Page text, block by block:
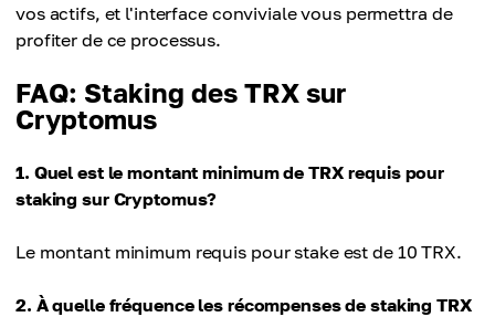
vos actifs, et l'interface conviviale vous permettra de
profiter de ce processus.
FAQ: Staking des TRX sur
Cryptomus
1. Quel est le montant minimum de TRX requis pour
staking sur Cryptomus?
Le montant minimum requis pour stake est de 10 TRX.
2. À quelle fréquence les récompenses de staking TRX